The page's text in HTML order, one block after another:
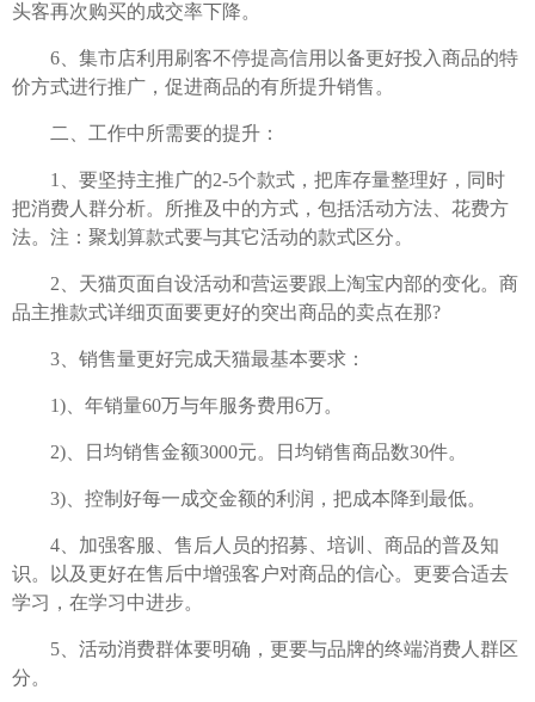
头客再次购买的成交率下降。
6、集市店利用刷客不停提高信用以备更好投入商品的特
价方式进行推广，促进商品的有所提升销售。
二、工作中所需要的提升：
1、要坚持主推广的2-5个款式，把库存量整理好，同时
把消费人群分析。所推及中的方式，包括活动方法、花费方
法。注：聚划算款式要与其它活动的款式区分。
2、天猫页面自设活动和营运要跟上淘宝内部的变化。商
品主推款式详细页面要更好的突出商品的卖点在那?
3、销售量更好完成天猫最基本要求：
1)、年销量60万与年服务费用6万。
2)、日均销售金额3000元。日均销售商品数30件。
3)、控制好每一成交金额的利润，把成本降到最低。
4、加强客服、售后人员的招募、培训、商品的普及知
识。以及更好在售后中增强客户对商品的信心。更要合适去
学习，在学习中进步。
5、活动消费群体要明确，更要与品牌的终端消费人群区
分。